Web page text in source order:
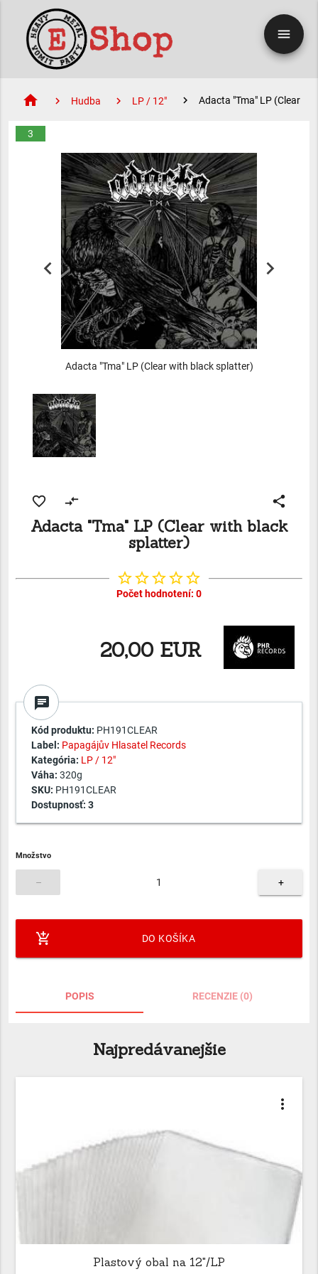
menu
home Hudba LP / 12" Adacta "Tma" LP (Clear
3
Adacta "Tma" LP (Clear with black splatter)
favorite_border compare_arrows share
Adacta "Tma" LP (Clear with black
splatter)
star_borderstar_borderstar_borderstar_borderstar_border
Počet hodnotení: 0
20,00 EUR
chat
Kód produktu: PH191CLEAR
Label: Papagájův Hlasatel Records
Kategória: LP / 12"
Váha: 320g
SKU: PH191CLEAR
Dostupnosť: 3
Množstvo
– +
add_shopping_cart DO KOŠÍKA
POPIS RECENZIE (0)
Najpredávanejšie
more_vert
Plastový obal na 12"/LP